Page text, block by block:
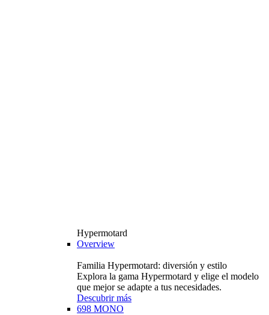
Hypermotard
Overview
Familia Hypermotard: diversión y estilo
Explora la gama Hypermotard y elige el modelo
que mejor se adapte a tus necesidades.
Descubrir más
698 MONO